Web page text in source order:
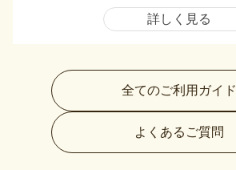
詳しく見る
全てのご利用ガイド
よくあるご質問